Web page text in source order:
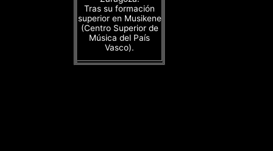
Tras su formación
superior en Musikene
(Centro Superior de
Música del País
Vasco).